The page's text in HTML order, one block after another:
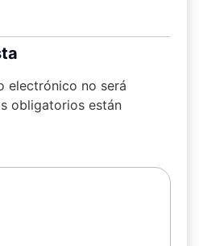
electrónico no será
obligatorios están